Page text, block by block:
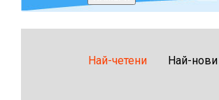
Най-четени Най-нови